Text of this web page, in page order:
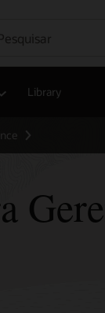
Library